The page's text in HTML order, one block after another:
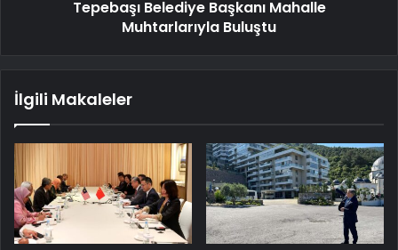
Tepebaşı Belediye Başkanı Mahalle
Muhtarlarıyla Buluştu
İlgili Makaleler